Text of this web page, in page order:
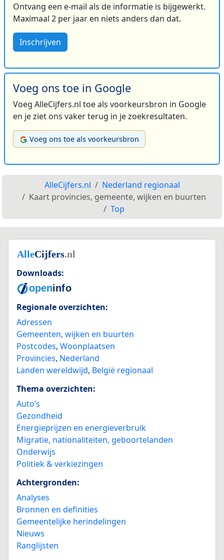
Ontvang een e-mail als de informatie is bijgewerkt.
Maximaal 2 per jaar en niets anders dan dat.
Inschrijven
Voeg ons toe in Google
Voeg AlleCijfers.nl toe als voorkeursbron in Google
en je ziet ons vaker terug in je zoekresultaten.
Voeg ons toe als voorkeursbron
AlleCijfers.nl
Nederland regionaal
Kaart provincies, gemeente, wijken en buurten
Top
Downloads:
Regionale overzichten:
Adressen
Gemeenten, wijken en buurten
Postcodes, Woonplaatsen
Provincies, Nederland
Landen wereldwijd, België regionaal
Thema overzichten:
Auto’s
Gezondheid
Energieprijzen en energieverbruik
Migratie, nationaliteiten, geboortelanden
Onderwijs
Politiek & verkiezingen
Achtergronden:
Analyses
Bronnen en definities
Gemeentelijke herindelingen
Nieuws
Ranglijsten